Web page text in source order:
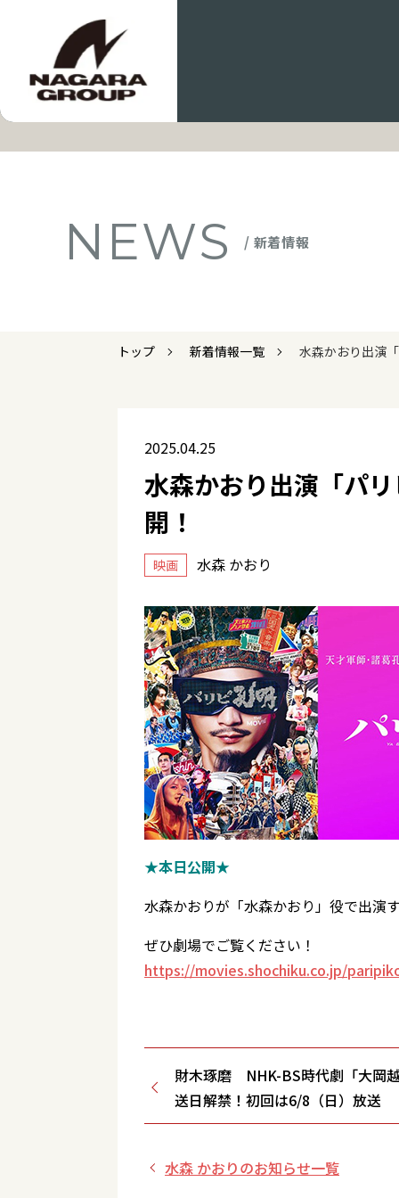
NEWS / 新着情報
トップ 新着情報一覧 水森かおり出演
2025.04.25
水森かおり出演「パ
開！
映画 水森 かおり
★本日公開★
水森かおりが「水森かおり」役で出演
ぜひ劇場でご覧ください！
https://movies.shochiku.co.jp/
財木琢磨 NHK-BS時代劇「大岡
送日解禁！初回は6/8（日）放送
水森 かおりのお知らせ一覧